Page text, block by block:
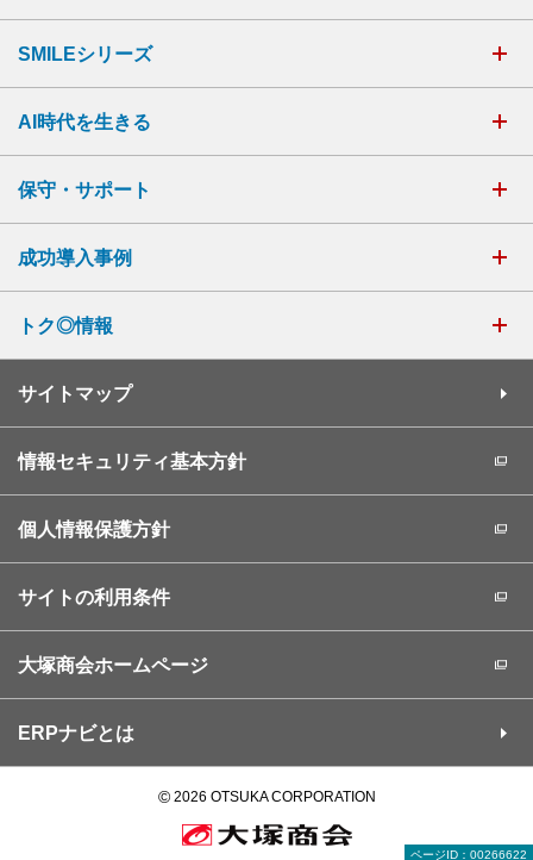
ページID：00266622
SMILEシリーズ
AI時代を生きる
保守・サポート
成功導入事例
トク◎情報
サイトマップ
情報セキュリティ基本方針
個人情報保護方針
サイトの利用条件
大塚商会ホームページ
ERPナビとは
©2026 OTSUKA CORPORATION